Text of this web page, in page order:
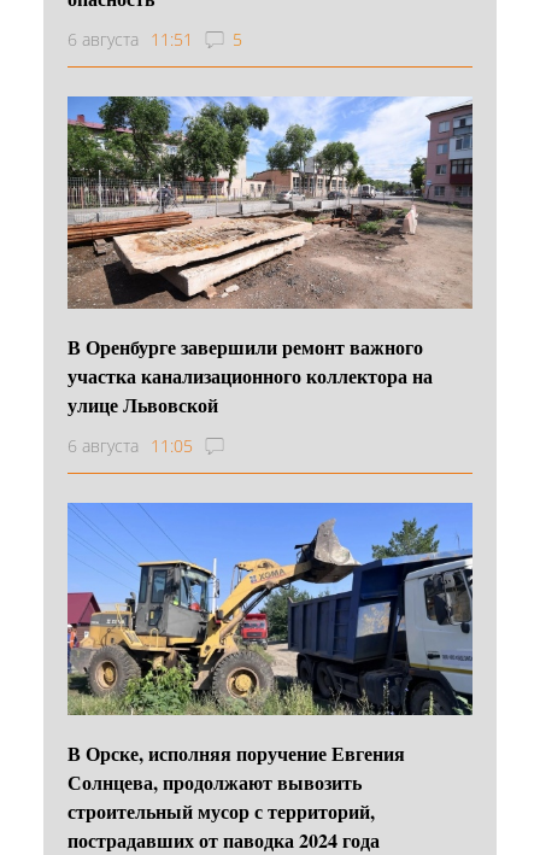
6 августа 11:51 5
В Оренбурге завершили ремонт важного
участка канализационного коллектора на
улице Львовской
6 августа 11:05
В Орске, исполняя поручение Евгения
Солнцева, продолжают вывозить
строительный мусор с территорий,
пострадавших от паводка 2024 года